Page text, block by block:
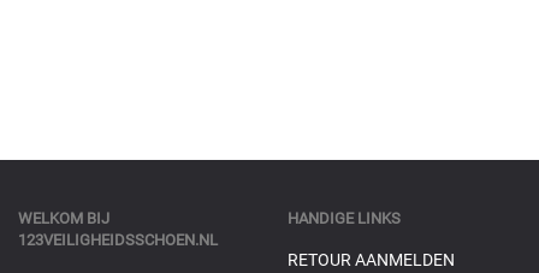
WELKOM BIJ
123VEILIGHEIDSSCHOEN.NL
HANDIGE LINKS
RETOUR AANMELDEN